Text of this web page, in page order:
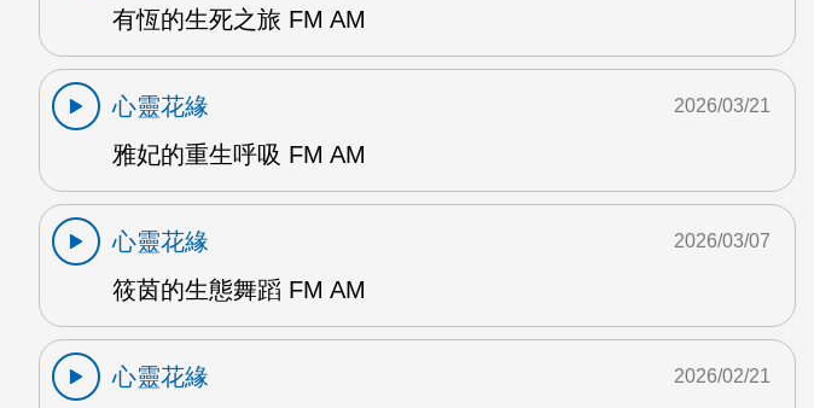
有恆的生死之旅 FM AM
心靈花緣
雅妃的重生呼吸 FM AM
2026/03/21
心靈花緣
筱茵的生態舞蹈 FM AM
2026/03/07
心靈花緣
2026/02/21